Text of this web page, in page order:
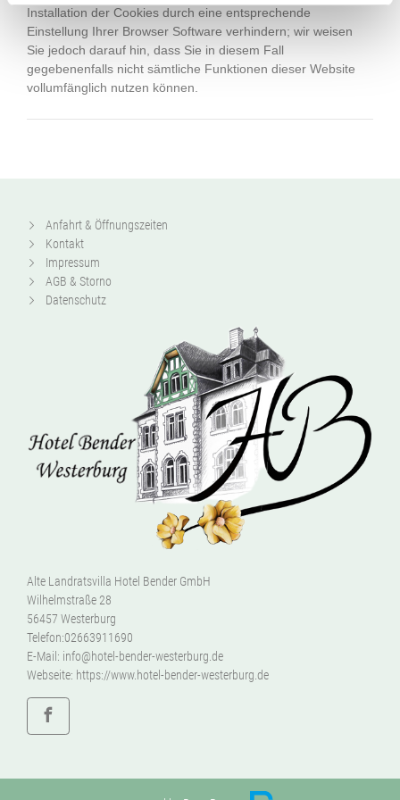
gesammelt haben.
Installation der Cookies durch eine entsprechende
Einstellung Ihrer Browser Software verhindern; wir weisen
Sie jedoch darauf hin, dass Sie in diesem Fall
gegebenenfalls nicht sämtliche Funktionen dieser Website
vollumfänglich nutzen können.
Anfahrt & Öffnungszeiten
Kontakt
Impressum
AGB & Storno
Datenschutz
Alte Landratsvilla Hotel Bender GmbH
Wilhelmstraße 28
56457 Westerburg
Telefon:02663911690
E-Mail: info@hotel-bender-westerburg.de
Webseite: https://www.hotel-bender-westerburg.de